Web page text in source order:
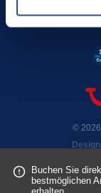
Buchen Sie
bestmöglichen
© 2026